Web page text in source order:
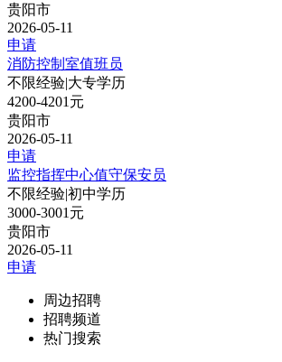
贵阳市
2026-05-11
申请
消防控制室值班员
不限经验|大专学历
4200-4201元
贵阳市
2026-05-11
申请
监控指挥中心值守保安员
不限经验|初中学历
3000-3001元
贵阳市
2026-05-11
申请
周边招聘
招聘频道
热门搜索